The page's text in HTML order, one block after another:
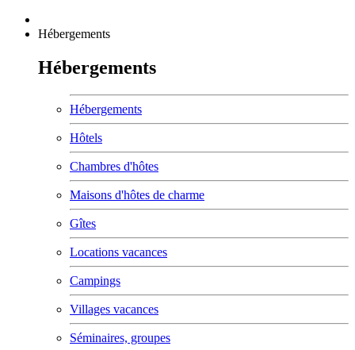
Hébergements
Hébergements
Hébergements
Hôtels
Chambres d'hôtes
Maisons d'hôtes de charme
Gîtes
Locations vacances
Campings
Villages vacances
Séminaires, groupes